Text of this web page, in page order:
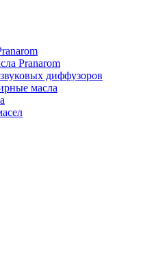
Pranarom
диффузоров
масла